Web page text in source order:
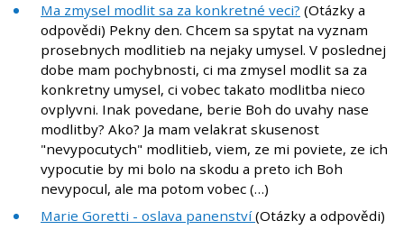
Ma zmysel modlit sa za konkretné veci? (Otázky a
odpovědi) Pekny den. Chcem sa spytat na vyznam
prosebnych modlitieb na nejaky umysel. V poslednej
dobe mam pochybnosti, ci ma zmysel modlit sa za
konkretny umysel, ci vobec takato modlitba nieco
ovplyvni. Inak povedane, berie Boh do uvahy nase
modlitby? Ako? Ja mam velakrat skusenost
"nevypocutych" modlitieb, viem, ze mi poviete, ze ich
vypocutie by mi bolo na skodu a preto ich Boh
nevypocul, ale ma potom vobec (…)
Marie Goretti - oslava panenství(Otázky a odpovědi)